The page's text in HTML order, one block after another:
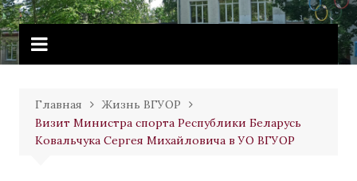
Перейти
к
содержимому
Витебское государственное
училище олимпийского резерва
Главная
Жизнь ВГУОР
Визит Министра спорта Республики Беларусь
Ковальчука Сергея Михайловича в УО ВГУОР